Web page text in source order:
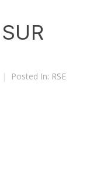
| Posted In: RSE